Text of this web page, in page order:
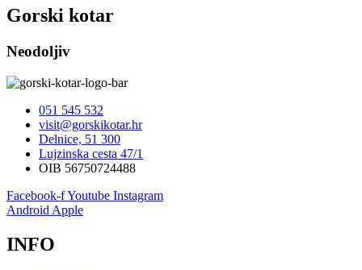
Gorski kotar
Neodoljiv
051 545 532
visit@gorskikotar.hr
Delnice, 51 300
Lujzinska cesta 47/1
OIB 56750724488
Facebook-fYoutube Instagram
Android Apple
INFO